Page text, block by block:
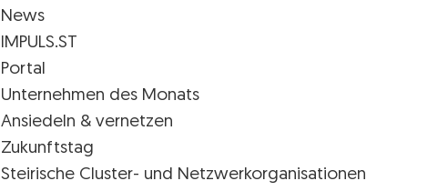
News
IMPULS.ST
Portal
Unternehmen des Monats
Ansiedeln & vernetzen
Zukunftstag
Steirische Cluster- und Netzwerkorganisationen